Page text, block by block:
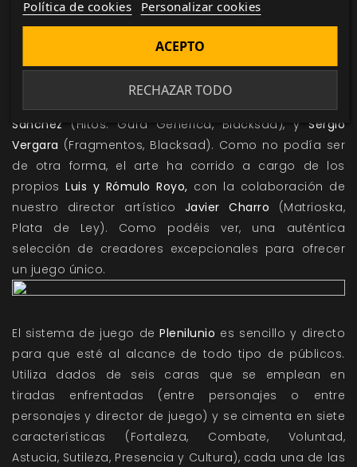
ha sido desarrollado por el equipo creativo
central de Nosolorol Ediciones:Manuel J.
(Fragmentos, Cultos Innombrables),
Sánchez (Hitos: Guía Genérica, Blacksad), y Sergio
Vergara (Fragmentos, Blacksad). Como no podía ser
de otra forma, el arte ha corrido a cargo de los
propios Luis y Rómulo Royo, con la colaboración de
nuestro director artístico Javier Charro (Matrioska,
Plata de Ley). Como podéis ver, una auténtica
selección de creadores excepcionales para ofrecer
un juego único.
El sistema de juego dePlenilunio es sencillo y directo
para que esté al alcance de todo tipo de públicos.
Utiliza dados de seis caras que se emplean en
tiradas enfrentadas (entre personajes o entre
personajes y director de juego) y se cimenta en siete
características (Fortaleza, Combate, Voluntad,
Astucia, Sutileza, Presencia y Cultura), cada una de las
Política de cookies Personalizar cookies
RECHAZAR TODO
ACEPTO